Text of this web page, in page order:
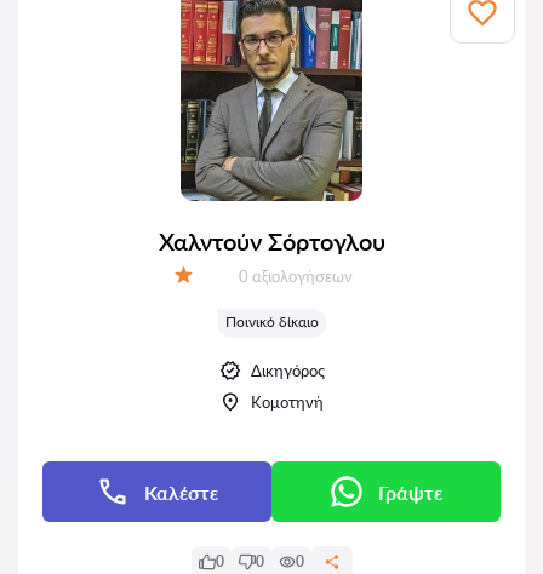
Χαλντούν Σόρτογλου
Αξιολογήσεις:
0 αξιολογήσεων
Ποινικό δίκαιο
Δικηγόρος
Κομοτηνή
Καλέστε Γράψτε
0 0 0